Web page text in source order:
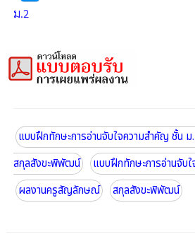
ม.2
แบบฝึกทักษะการอ่านจับใจความสำคัญ ชั้น
สกุลสังขะพิพัฒน์
แบบฝึกทักษะการอ่านจับ
ผลงานครูสัญลักษณ์
สกุลสังขะพิพัฒน์